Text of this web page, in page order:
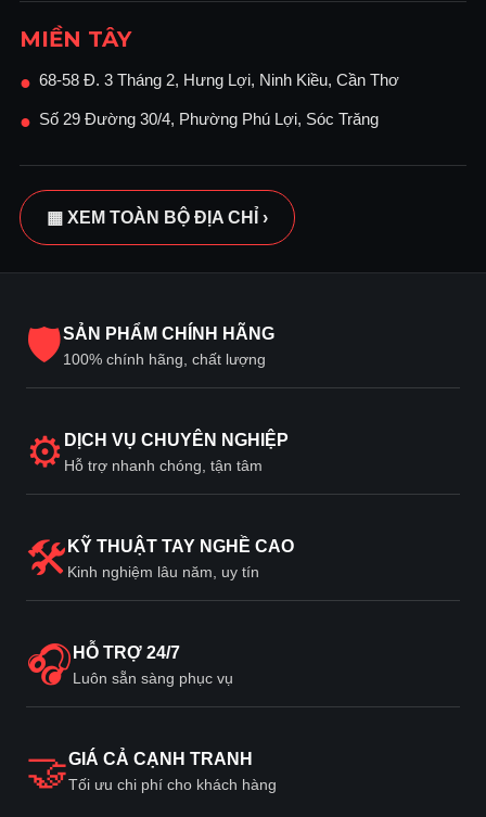
MIỀN TÂY
● 68-58 Đ. 3 Tháng 2, Hưng Lợi, Ninh Kiều, Cần Thơ
● Số 29 Đường 30/4, Phường Phú Lợi, Sóc Trăng
▦ XEM TOÀN BỘ ĐỊA CHỈ ›
🛡SẢN PHẨM CHÍNH HÃNG
100% chính hãng, chất lượng
⚙ DỊCH VỤ CHUYÊN NGHIỆP
Hỗ trợ nhanh chóng, tận tâm
🛠 KỸ THUẬT TAY NGHỀ CAO
Kinh nghiệm lâu năm, uy tín
🎧 HỖ TRỢ 24/7
Luôn sẵn sàng phục vụ
🤝GIÁ CẢ CẠNH TRANH
Tối ưu chi phí cho khách hàng